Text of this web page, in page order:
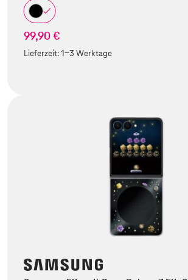
99,90 €
Lieferzeit:1-3 Werktage